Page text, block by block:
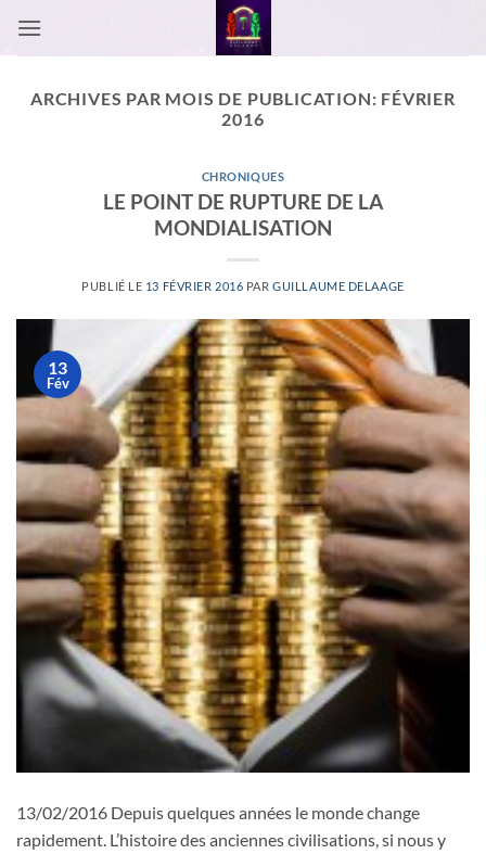
ARCHIVES PAR MOIS DE PUBLICATION: FÉVRIER
2016
CHRONIQUES
LE POINT DE RUPTURE DE LA
MONDIALISATION
PUBLIÉ LE 13 FÉVRIER 2016 PARGUILLAUME DELAAGE
13
Fév
13/02/2016 Depuis quelques années le monde change
rapidement. L’histoire des anciennes civilisations, si nous y